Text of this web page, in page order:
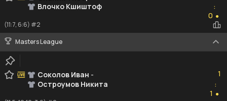
Влочко Кшиштоф
:
0 ●
(11:7, 6:6) #2
Masters League
Соколов Иван -
Остроумов Никита
1
:
1 ●